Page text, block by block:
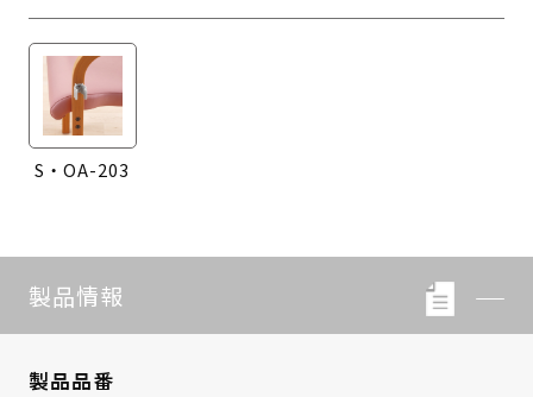
S・OA-203
製品情報
製品品番